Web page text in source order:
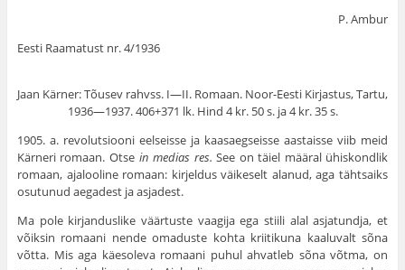
P. Ambur
Eesti Raamatust nr. 4/1936
Jaan Kärner: Tõusev rahvss. I—II. Romaan. Noor-Eesti Kirjastus, Tartu,
1936—1937. 406+371 lk. Hind 4 kr. 50 s. ja 4 kr. 35 s.
1905. a. revolutsiooni eelseisse ja kaasaegseisse aastaisse viib meid
Kärneri romaan. Otse in medias res.See on täiel määral ühiskondlik
romaan, ajalooline romaan: kirjeldus väikeselt alanud, aga tähtsaiks
osutunud aegadest ja asjadest.
Ma pole kirjanduslike väärtuste vaagija ega stiili alal asjatundja, et
võiksin romaani nende omaduste kohta kriitikuna kaaluvalt sõna
võtta. Mis aga käesoleva romaani puhul ahvatleb sõna võtma, on